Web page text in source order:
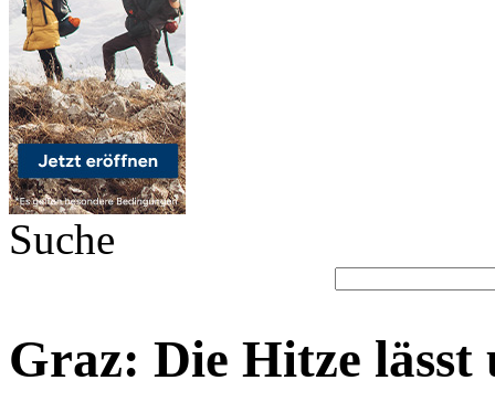
Suche
Graz: Die Hitze lässt